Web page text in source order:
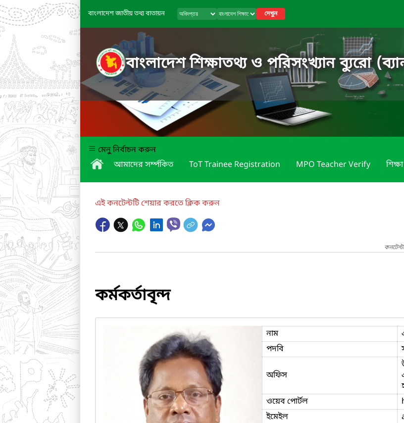
বাংলাদেশ জাতীয় তথ্য বাতায়ন দেখুন
বাংলাদেশ শিক্ষাতথ্য ও পরিসংখ্যান ব্যুরো
মেনু নির্বাচন করুন
আমাদের সর্ম্পকিত
ToT Trainee Registration MPO Teacher Verify
এই কনটেন্টটি শেয়ার করতে ক্লিক করুন
কর্মকর্তাবৃন্দ
নাম
পদবি
অফিস
ওয়েব পোর্টল
ইমেইল